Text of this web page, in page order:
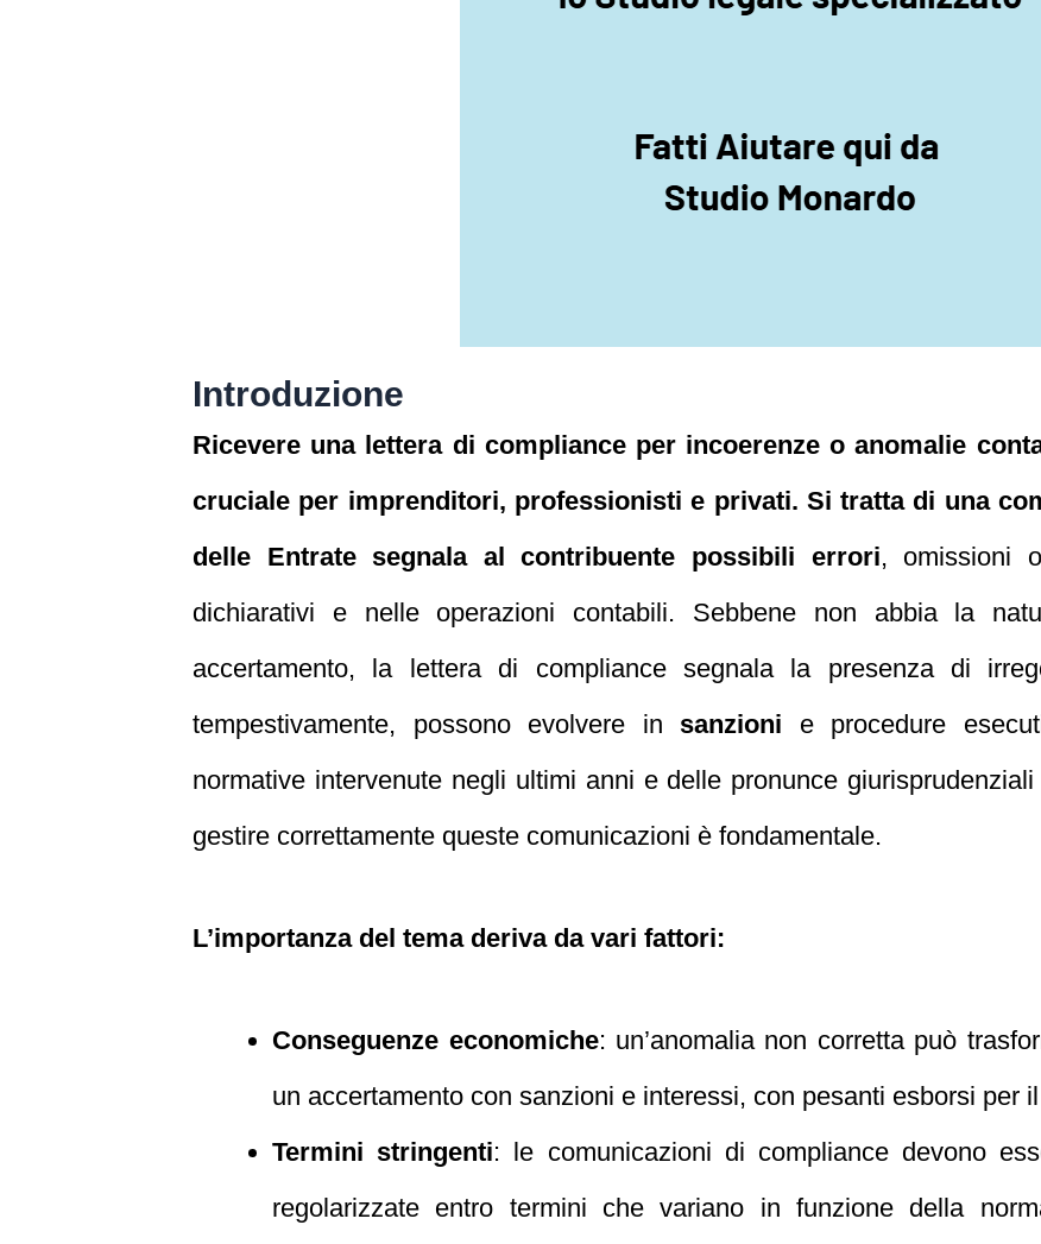
Introduzione
Ricevere una lettera di compliance per incoerenze o anomalie
cruciale per imprenditori, professionisti e privati. Si tratta di una
delle Entrate segnala al contribuente possibili errori, omissioni
dichiarativi e nelle operazioni contabili. Sebbene non abbia la
accertamento, la lettera di compliance segnala la presenza di
tempestivamente, possono evolvere in sanzioni e procedure
normative intervenute negli ultimi anni e delle pronunce
gestire correttamente queste comunicazioni è fondamentale.
L’importanza del tema deriva da vari fattori:
Conseguenze economiche: un’anomalia non corretta può
un accertamento con sanzioni e interessi, con pesanti esborsi per
Termini stringenti: le comunicazioni di compliance devono
regolarizzate entro termini che variano in funzione della